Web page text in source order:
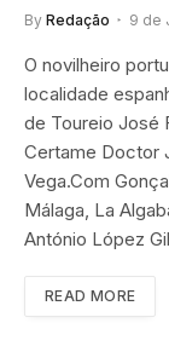
By Redação 9 de
O novilheiro
localidade
de Toureio José
Certame Doctor
Vega.Com
Málaga, La
António López
READ MORE